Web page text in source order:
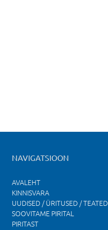
NAVIGATSIOON
AVALEHT
KINNISVARA
UUDISED / ÜRITUSED / TEATED
SOOVITAME PIRITAL
PIRITAST